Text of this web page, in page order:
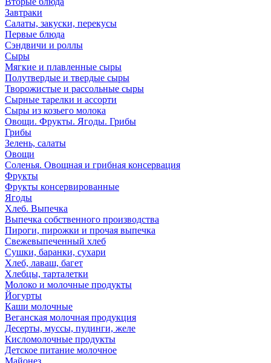
Завтраки
Салаты, закуски, перекусы
Первые блюда
Сэндвичи и роллы
Сыры
Мягкие и плавленные сыры
Полутвердые и твердые сыры
Творожистые и рассольные сыры
Сырные тарелки и ассорти
Сыры из козьего молока
Овощи. Фрукты. Ягоды. Грибы
Грибы
Зелень, салаты
Овощи
Соленья. Овощная и грибная консервация
Фрукты
Фрукты консервированные
Ягоды
Хлеб. Выпечка
Выпечка собственного производства
Пироги, пирожки и прочая выпечка
Свежевыпеченный хлеб
Сушки, баранки, сухари
Хлеб, лаваш, багет
Хлебцы, тарталетки
Молоко и молочные продукты
Йогурты
Каши молочные
Веганская молочная продукция
Десерты, муссы, пудинги, желе
Кисломолочные продукты
Детское питание молочное
Майонез